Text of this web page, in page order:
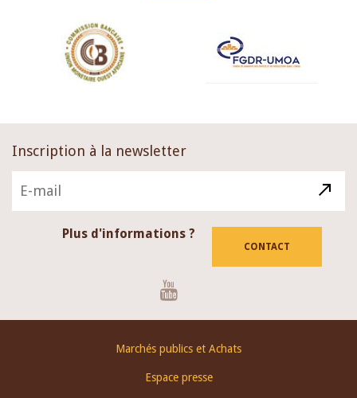
Inscription à la newsletter
Plus d'informations ?
CONTACT
Marchés publics et Achats
Espace presse